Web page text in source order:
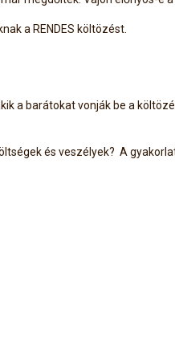
a RENDES költözést.
a barátokat vonják be a
és veszélyek? A